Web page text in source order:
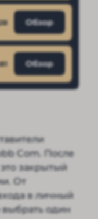
Обзор
Обзор
Com. После
закрытый
От
в личный
один